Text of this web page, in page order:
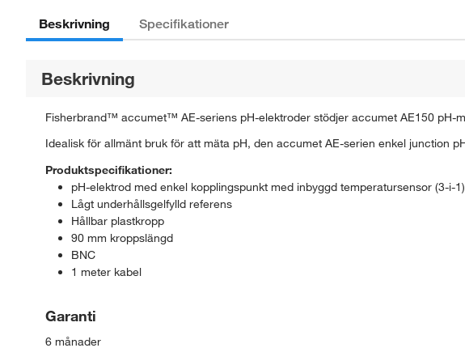
Beskrivning Specifikationer
Beskrivning
Fisherbrand™ accumet™ AE-seriens pH-elektroder stödjer accumet AE150 pH-
Idealisk för allmänt bruk för att mäta pH, den accumet AE-serien enkel junction
Produktspecifikationer:
pH-elektrod med enkel kopplingspunkt med inbyggd temperatursensor (3-i-1)
Lågt underhållsgelfylld referens
Hållbar plastkropp
90 mm kroppslängd
BNC
1 meter kabel
Garanti
6 månader